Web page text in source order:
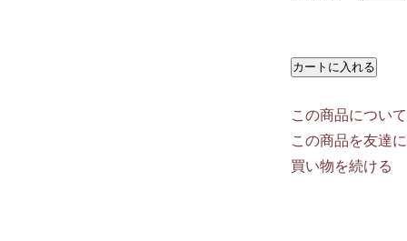
この商品につい
この商品を友達
買い物を続ける